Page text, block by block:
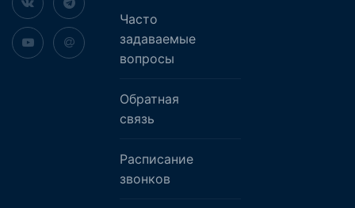
Часто
задаваемые
вопросы
Обратная
связь
Расписание
звонков